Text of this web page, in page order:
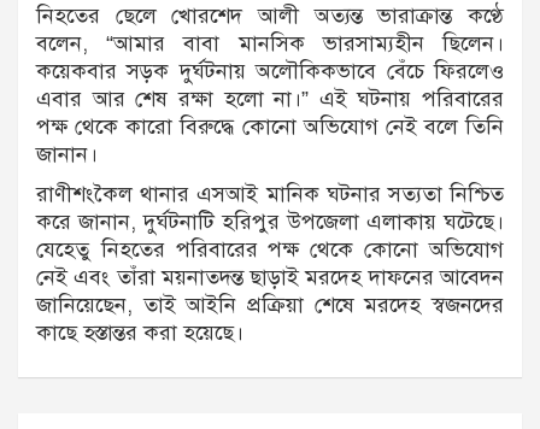
নিহতের ছেলে খোরশেদ আলী অত্যন্ত ভারাক্রান্ত কণ্ঠে
বলেন, “আমার বাবা মানসিক ভারসাম্যহীন ছিলেন।
কয়েকবার সড়ক দুর্ঘটনায় অলৌকিকভাবে বেঁচে ফিরলেও
এবার আর শেষ রক্ষা হলো না।” এই ঘটনায় পরিবারের
পক্ষ থেকে কারো বিরুদ্ধে কোনো অভিযোগ নেই বলে তিনি
জানান।
রাণীশংকৈল থানার এসআই মানিক ঘটনার সত্যতা নিশ্চিত
করে জানান, দুর্ঘটনাটি হরিপুর উপজেলা এলাকায় ঘটেছে।
যেহেতু নিহতের পরিবারের পক্ষ থেকে কোনো অভিযোগ
নেই এবং তাঁরা ময়নাতদন্ত ছাড়াই মরদেহ দাফনের আবেদন
জানিয়েছেন, তাই আইনি প্রক্রিয়া শেষে মরদেহ স্বজনদের
কাছে হস্তান্তর করা হয়েছে।